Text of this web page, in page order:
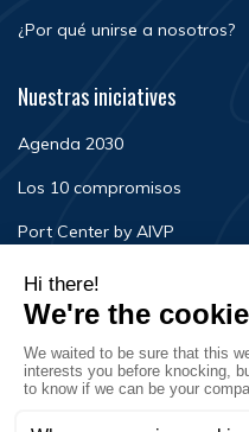
¿Por qué unirse a nosotros?
Nuestras iniciatives
Agenda 2030
Los 10 compromisos
Port Center by AIVP
Noticias
Eventos
FAQ